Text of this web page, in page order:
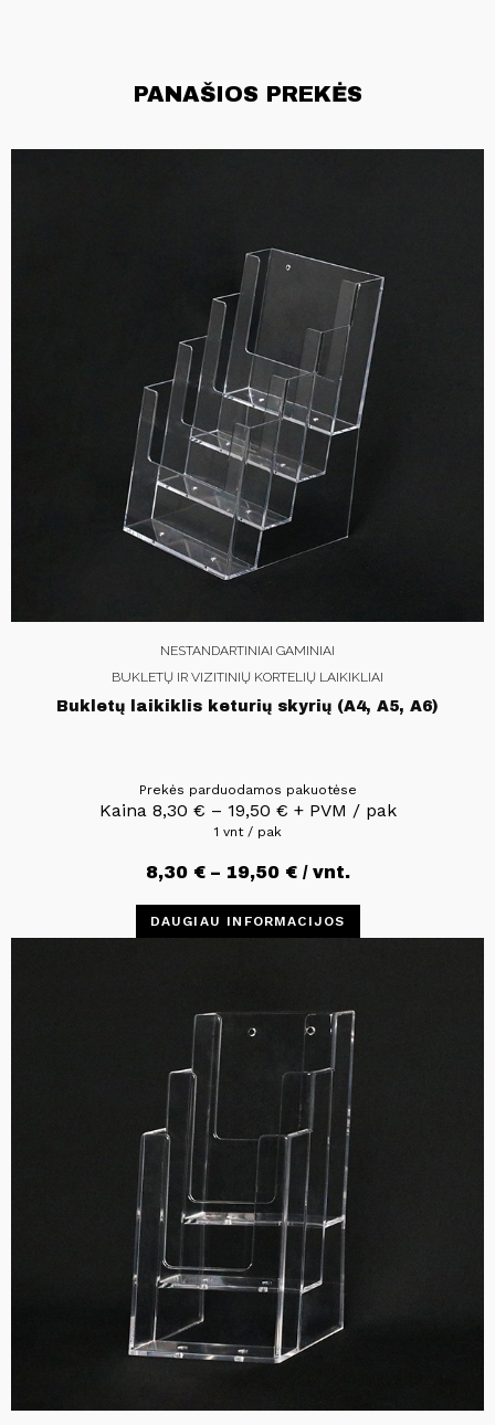
PANAŠIOS PREKĖS
NESTANDARTINIAI GAMINIAI
BUKLETŲ IR VIZITINIŲ KORTELIŲ LAIKIKLIAI
Bukletų laikiklis keturių skyrių (A4, A5, A6)
Prekės parduodamos pakuotėse
Kaina 8,30 € – 19,50 € + PVM / pak
1 vnt / pak
8,30 €– 19,50 €/ vnt.
DAUGIAU INFORMACIJOS